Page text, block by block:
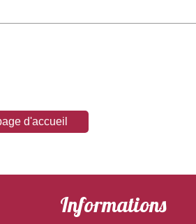
Informations